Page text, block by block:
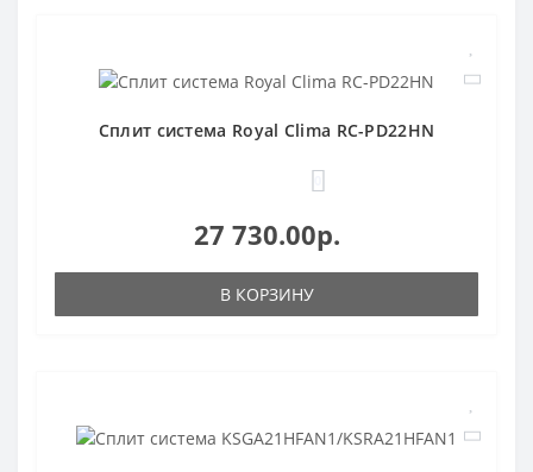
Сплит система Royal Clima RC-PD22HN
27 730.00р.
В КОРЗИНУ